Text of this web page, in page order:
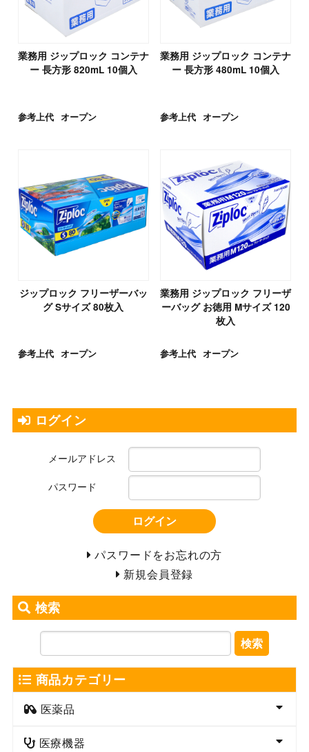
業務用 ジップロック コンテナ
ー 長方形 820mL 10個入
参考上代 オープン
業務用 ジップロック コンテナ
ー 長方形 480mL 10個入
参考上代 オープン
ジップロック フリーザーバッ
グ Sサイズ 80枚入
参考上代 オープン
業務用 ジップロック フリーザ
ーバッグ お徳用 Mサイズ 120
枚入
参考上代 オープン
ログイン
メールアドレス
パスワード
ログイン
パスワードをお忘れの方
新規会員登録
検索
検索
商品カテゴリー
医薬品
医療機器